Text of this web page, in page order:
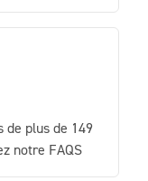
de plus de 149
notre FAQS